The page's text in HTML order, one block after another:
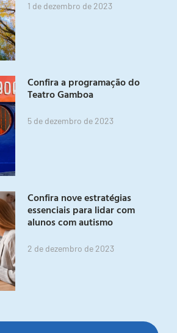
1 de dezembro de 2023
Confira a programação do
Teatro Gamboa
5 de dezembro de 2023
Confira nove estratégias
essenciais para lidar com
alunos com autismo
2 de dezembro de 2023